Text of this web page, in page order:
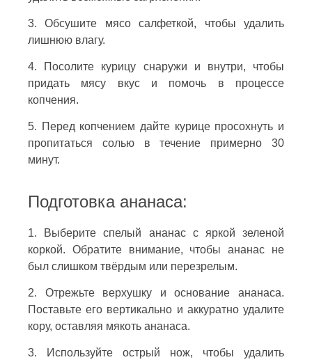
3. Обсушите мясо салфеткой, чтобы удалить
лишнюю влагу.
4. Посолите курицу снаружи и внутри, чтобы
придать мясу вкус и помочь в процессе
копчения.
5. Перед копчением дайте курице просохнуть и
пропитаться солью в течение примерно 30
минут.
Подготовка ананаса:
1. Выберите спелый ананас с яркой зеленой
коркой. Обратите внимание, чтобы ананас не
был слишком твёрдым или перезрелым.
2. Отрежьте верхушку и основание ананаса.
Поставьте его вертикально и аккуратно удалите
кору, оставляя мякоть ананаса.
3. Используйте острый нож, чтобы удалить